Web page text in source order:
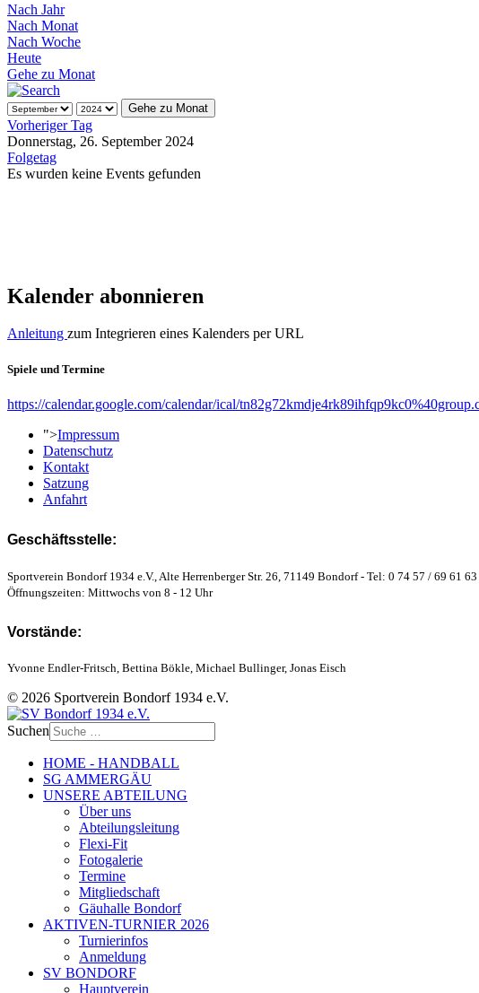
Nach Jahr
Nach Monat
Nach Woche
Heute
Gehe zu Monat
Gehe zu Monat
Vorheriger Tag
Donnerstag, 26. September 2024
Folgetag
Es wurden keine Events gefunden
Kalender abonnieren
Anleitung zum Integrieren eines Kalenders per URL
Spiele und Termine
https://calendar.google.com/calendar/ical/
">Impressum
Datenschutz
Kontakt
Satzung
Anfahrt
Geschäftsstelle:
Sportverein Bondorf 1934 e.V., Alte Herrenberger Str. 26, 71149 Bondorf - Tel: 0 74 57 / 69 61 63
Öffnungszeiten: Mittwochs von 8 - 12 Uhr
Vorstände:
Yvonne Endler-Fritsch, Bettina Bökle, Michael Bullinger, Jonas Eisch
© 2026 Sportverein Bondorf 1934 e.V.
Suchen
HOME - HANDBALL
SG AMMERGÄU
UNSERE ABTEILUNG
Über uns
Abteilungsleitung
Flexi-Fit
Fotogalerie
Termine
Mitgliedschaft
Gäuhalle Bondorf
AKTIVEN-TURNIER 2026
Turnierinfos
Anmeldung
SV BONDORF
Hauptverein